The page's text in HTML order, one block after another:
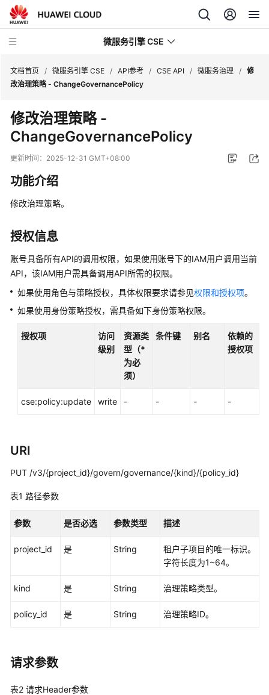
微服务引擎 CSE
新
动
产
品
介
计
费
说
快
入
指
最
实
发
南
参
前
读
文档首页 / 微服务引擎 CSE / API参考 / CSE API / 微服务治理 / 修
改治理策略 - ChangeGovernancePolicy
修改治理策略 -
ChangeGovernancePolicy
更新时间： 2025-12-31 GMT+08:00
功能介绍
修改治理策略。
授权信息
账号具备所有API的调用权限，如果使用账号下的IAM用户调用当前
API，该IAM用户需具备调用API所需的权限。
如果使用角色与策略授权，具体权限要求请参见权限和授权项。
如果使用身份策略授权，需具备如下身份策略权限。
授权项
访问
级别
资源类
型（*
为必
须）
条件键 别名
依赖的
授权项
cse:policy:update write - - - -
URI
PUT /v3/{project_id}/govern/governance/{kind}/{policy_id}
表1 路径参数
参数 是否必选 参数类型 描述
project_id 是 String
租户子项目的唯一标识。
字符长度为1~64。
kind 是 String 治理策略类型。
policy_id 是 String 治理策略ID。
请求参数
表2 请求Header参数